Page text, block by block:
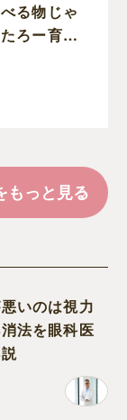
る物じゃ
ろー育児
もっと見る
いのは視力
法を眼科医